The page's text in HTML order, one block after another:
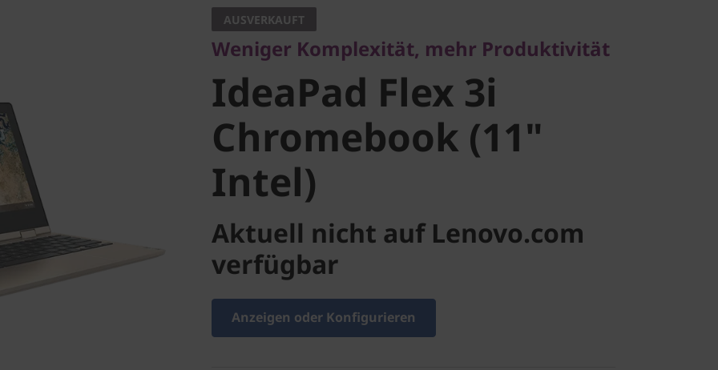
IdeaPad Flex 3i
Chromebook (11"
Intel)
AUSVERKAUFT
Weniger Komplexität, mehr Produktivität
IdeaPad Flex 3i
Chromebook (11"
Intel)
Aktuell nicht auf Lenovo.com
verfügbar
Anzeigen oder Konfigurieren